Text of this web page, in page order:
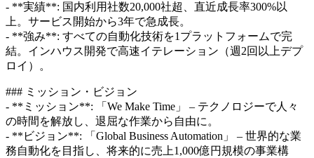
- **実績**: 国内利用社数20,000社超、直近成長率300%以
上。サービス開始から3年で急成長。
- **強み**: すべての自動化技術を1プラットフォームで完
結。インハウス開発で高速イテレーション（週2回以上デプ
ロイ）。
### ミッション・ビジョン
- **ミッション**: 「We Make Time」 – テクノロジーで人々
の時間を解放し、退屈な作業から自由に。
- **ビジョン**: 「Global Business Automation」 – 世界的な業
務自動化を目指し、将来的に売上1,000億円規模の事業構